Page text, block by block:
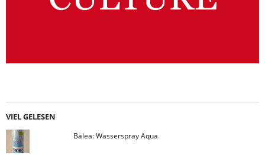
VIEL GELESEN
Balea: Wasserspray Aqua